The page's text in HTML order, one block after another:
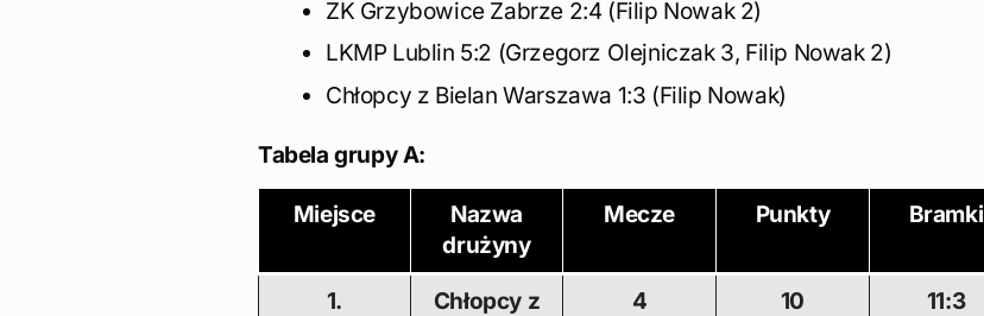
ZK Grzybowice Zabrze 2:4 (Filip Nowak 2)
LKMP Lublin 5:2 (Grzegorz Olejniczak 3, Filip Nowak 2)
Chłopcy z Bielan Warszawa 1:3 (Filip Nowak)
Tabela grupy A:
Miejsce
Nazwa
drużyny
Mecze Punkty Bramki
1.
Chłopcy z
4 10 11:3